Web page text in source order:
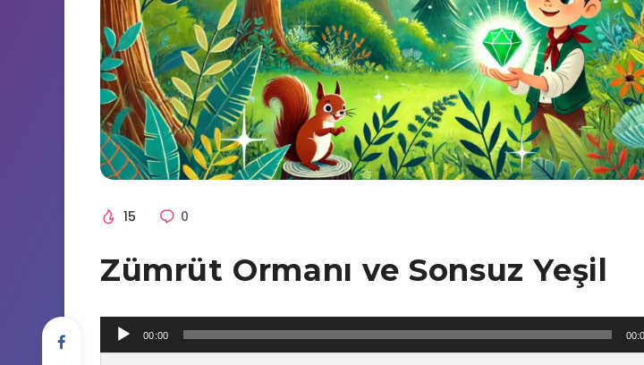
15 0
Zümrüt Ormanı ve Sonsuz Yeşil
Ses
00:00